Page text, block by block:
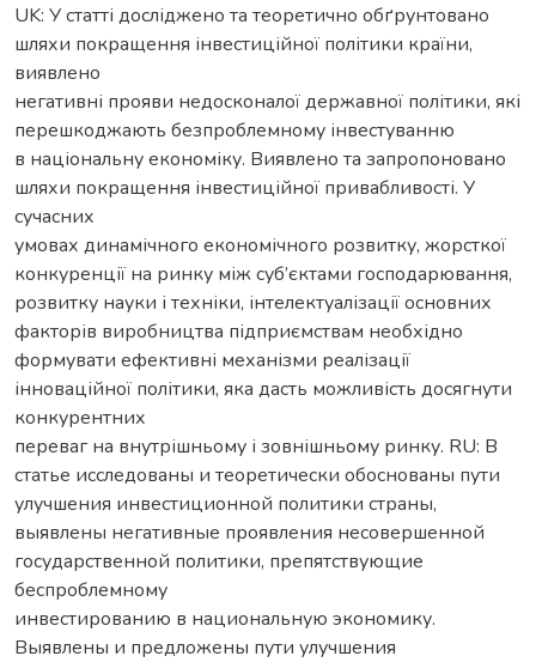
UK: У статті досліджено та теоретично обґрунтовано
шляхи покращення інвестиційної політики країни,
виявлено
негативні прояви недосконалої державної політики, які
перешкоджають безпроблемному інвестуванню
в національну економіку. Виявлено та запропоновано
шляхи покращення інвестиційної привабливості. У
сучасних
умовах динамічного економічного розвитку, жорсткої
конкуренції на ринку між суб’єктами господарювання,
розвитку науки і техніки, інтелектуалізації основних
факторів виробництва підприємствам необхідно
формувати ефективні механізми реалізації
інноваційної політики, яка дасть можливість досягнути
конкурентних
переваг на внутрішньому і зовнішньому ринку. RU: В
статье исследованы и теоретически обоснованы пути
улучшения инвестиционной политики страны,
выявлены негативные проявления несовершенной
государственной политики, препятствующие
беспроблемному
инвестированию в национальную экономику.
Выявлены и предложены пути улучшения